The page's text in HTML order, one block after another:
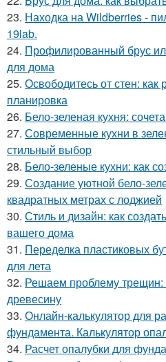
23. Находка на Wildberries -
19lab.
24. Профилированный брус
для дома
25. Освободитесь от стен: как
планировка
26. Бело-зеленая кухня:
27. Современные кухни в
стильный выбор
28. Бело-зеленые кухни: как
29. Создание уютной бело-
квадратных метрах с лоджией
30. Стиль и дизайн: как
вашего дома
31. Переделка пластиковых
для лета
32. Решаем проблему трещин:
древесину
33. Онлайн-калькулятор для
фундамента. Калькулятор
34. Расчет опалубки для